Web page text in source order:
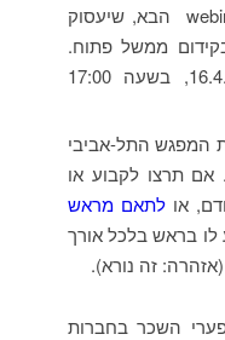
ה-OGP פרסם השבוע הזמנה ל-webinar הבא, שיעסוק
ממשל פתוח.
הוובינר יתקיים (באנגלית) ב-16.4.2014, בשעה 17:00
המפגש התל-אביבי
מוקדם מהרגיל, סביב 22:00. אם תרצו לקבוע או
אולתאם מראש
בראש בלכל אורך
זה נורא).
השכר בחברות